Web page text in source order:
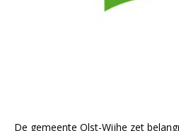
De gemeente Olst-Wijhe zet